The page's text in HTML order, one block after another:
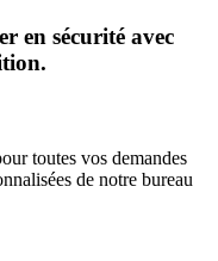
en sécurité avec
toutes vos demandes
de notre bureau